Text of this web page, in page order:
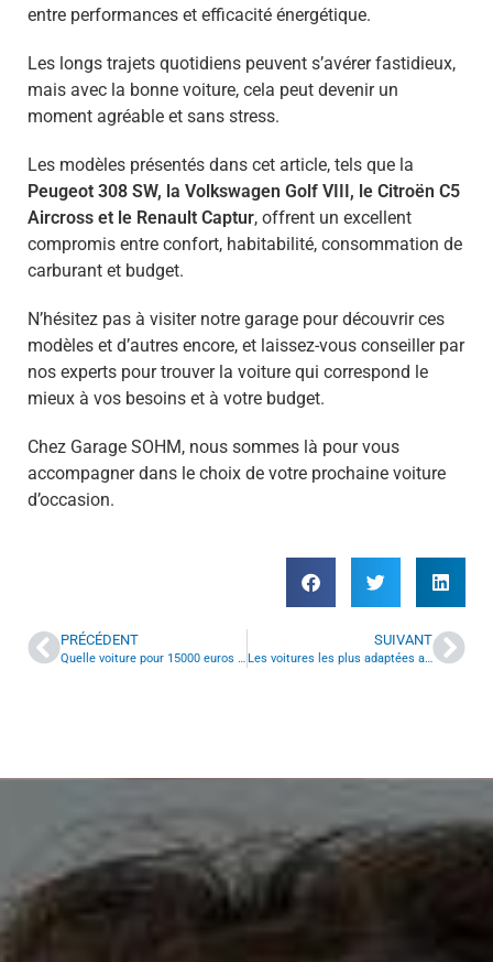
entre performances et efficacité énergétique.
Les longs trajets quotidiens peuvent s’avérer fastidieux,
mais avec la bonne voiture, cela peut devenir un
moment agréable et sans stress.
Les modèles présentés dans cet article, tels que la
Peugeot 308 SW, la Volkswagen Golf VIII, le Citroën C5
Aircross et le Renault Captur, offrent un excellent
compromis entre confort, habitabilité, consommation de
carburant et budget.
N’hésitez pas à visiter notre garage pour découvrir ces
modèles et d’autres encore, et laissez-vous conseiller par
nos experts pour trouver la voiture qui correspond le
mieux à vos besoins et à votre budget.
Chez Garage SOHM, nous sommes là pour vous
accompagner dans le choix de votre prochaine voiture
d’occasion.
PRÉCÉDENT
Quelle voiture pour 15000 euros ? Un guide pour faire le bon choix
SUIVANT
Les voitures les plus adaptées aux familles